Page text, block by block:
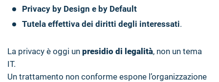
Privacy by Design e by Default
Tutela effettiva dei diritti degli interessati.
La privacy è oggi un presidio di legalità, non un tema
IT.
Un trattamento non conforme espone l’organizzazione